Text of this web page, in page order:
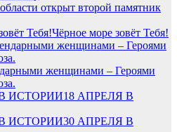
открыт второй памятник
Чёрное море зовёт Тебя!
женщинами – Героями
18 АПРЕЛЯ В
30 АПРЕЛЯ В